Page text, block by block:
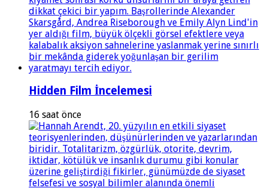
Hidden Film İncelemesi
16 saat önce